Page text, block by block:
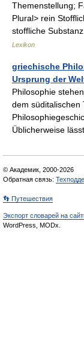
Themenstellung;
Plural> rein
stoffliche
Lexikon
griechische
Ursprung der
Philosophie
dem süditalischen
Üblicherweise
© Академик, 2000-2026
Обратная связь:
👣 Путешествия
Экспорт словарей на
WordPress, MODx.